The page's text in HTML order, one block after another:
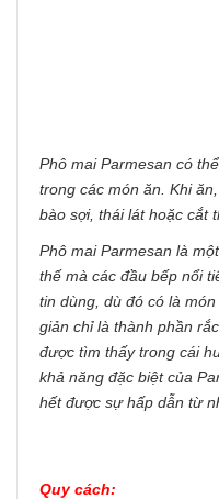
Phô mai Parmesan có
trong các món ăn. Khi
bào sợi, thái lát hoặc cắt
Phô mai Parmesan là
thế mà các đầu bếp nổi
tin dùng, dù đó có là
giản chỉ là thành phần
được tìm thấy trong cái
khả năng đặc biệt của
hết được sự hấp dẫn từ
Quy cách: